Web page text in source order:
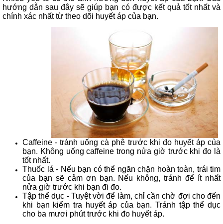
hướng dẫn sau đây sẽ giúp bạn có được kết quả tốt nhất và
chính xác nhất từ theo dõi huyết áp của bạn.
Caffeine - tránh uống cà phê trước khi đo huyết áp của
bạn. Không uống caffeine trong nửa giờ trước khi đo là
tốt nhất.
Thuốc lá - Nếu bạn có thể ngăn chặn hoàn toàn, trái tim
của bạn sẽ cảm ơn bạn. Nếu không, tránh để ít nhất
nửa giờ trước khi bạn đi đo.
Tập thể dục - Tuyệt vời để làm, chỉ cần chờ đợi cho đến
khi bạn kiểm tra huyết áp của bạn. Tránh tập thể dục
cho ba mươi phút trước khi đo huyết áp.